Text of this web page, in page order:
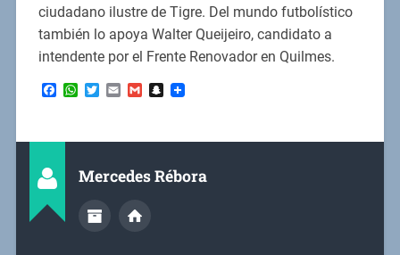
ciudadano ilustre de Tigre. Del mundo futbolístico
también lo apoya Walter Queijeiro, candidato a
intendente por el Frente Renovador en Quilmes.
Facebook
WhatsApp
TwitterEmailGmailSnapchat
Mercedes Rébora